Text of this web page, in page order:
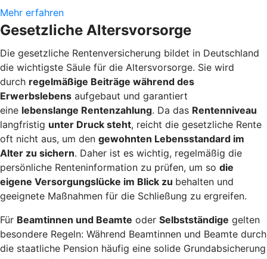
Mehr erfahren
Gesetzliche Altersvorsorge
Die gesetzliche Rentenversicherung bildet in Deutschland
die wichtigste Säule für die Altersvorsorge. Sie wird
durch regelmäßige Beiträge während des
Erwerbslebens aufgebaut und garantiert
eine lebenslange Rentenzahlung. Da das Rentenniveau
langfristig unter Druck steht, reicht die gesetzliche Rente
oft nicht aus, um den gewohnten Lebensstandard im
Alter zu sichern. Daher ist es wichtig, regelmäßig die
persönliche Renteninformation zu prüfen, um so die
eigene Versorgungslücke im Blick zu behalten und
geeignete Maßnahmen für die Schließung zu ergreifen.
Für Beamtinnen und Beamte oder Selbstständige gelten
besondere Regeln: Während Beamtinnen und Beamte durch
die staatliche Pension häufig eine solide Grundabsicherung